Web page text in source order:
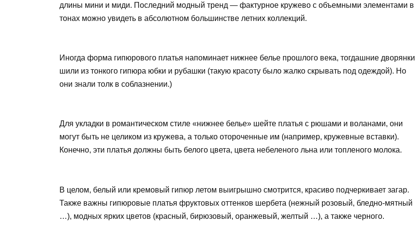
длины мини и миди. Последний модный тренд — фактурное кружево с объемными элементами в
тонах можно увидеть в абсолютном большинстве летних коллекций.
Иногда форма гипюрового платья напоминает нижнее белье прошлого века, тогдашние дворянки
шили из тонкого гипюра юбки и рубашки (такую ​​красоту было жалко скрывать под одеждой). Но
они знали толк в соблазнении.)
Для укладки в романтическом стиле «нижнее белье» шейте платья с рюшами и воланами, они
могут быть не целиком из кружева, а только отороченные им (например, кружевные вставки).
Конечно, эти платья должны быть белого цвета, цвета небеленого льна или топленого молока.
В целом, белый или кремовый гипюр летом выигрышно смотрится, красиво подчеркивает загар.
Также важны гипюровые платья фруктовых оттенков шербета (нежный розовый, бледно-мятный
…), модных ярких цветов (красный, бирюзовый, оранжевый, желтый …), а также черного.